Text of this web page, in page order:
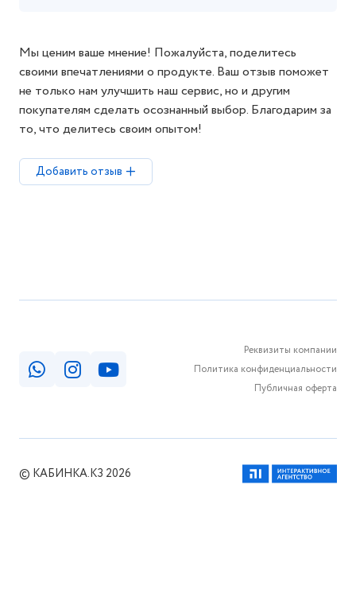
Мы ценим ваше мнение! Пожалуйста, поделитесь
своими впечатлениями о продукте. Ваш отзыв поможет
не только нам улучшить наш сервис, но и другим
покупателям сделать осознанный выбор. Благодарим за
то, что делитесь своим опытом!
Добавить отзыв
Реквизиты компании
Политика конфиденциальности
Публичная оферта
© КАБИНКА.КЗ 2026